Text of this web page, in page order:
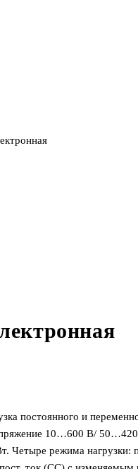
постоянного и
10…600 В/
Четыре режима нагрузки: